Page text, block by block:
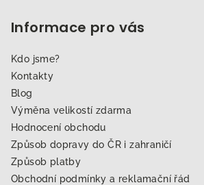
Informace pro vás
Kdo jsme?
Kontakty
Blog
Výměna velikostí zdarma
Hodnocení obchodu
Způsob dopravy do ČR i zahraničí
Způsob platby
Obchodní podmínky a reklamační řád